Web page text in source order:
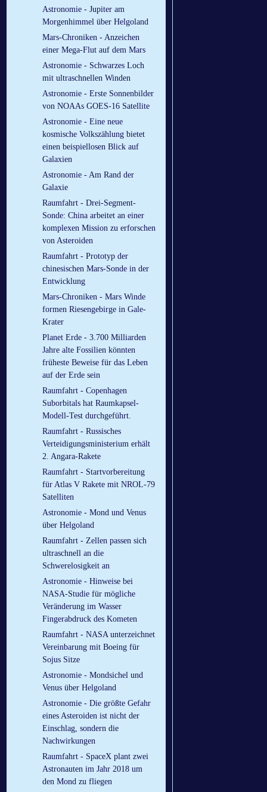
Astronomie - Jupiter am
Morgenhimmel über Helgoland
Mars-Chroniken - Anzeichen
einer Mega-Flut auf dem Mars
Astronomie - Schwarzes Loch
mit ultraschnellen Winden
Astronomie - Erste Sonnenbilder
von NOAAs GOES-16 Satellite
Astronomie - Eine neue
kosmische Volkszählung bietet
einen beispiellosen Blick auf
Galaxien
Astronomie - Am Rand der
Galaxie
Raumfahrt - Drei-Segment-
Sonde: China arbeitet an einer
komplexen Mission zu erforschen
von Asteroiden
Raumfahrt - Prototyp der
chinesischen Mars-Sonde in der
Entwicklung
Mars-Chroniken - Mars Winde
formen Riesengebirge in Gale-
Krater
Planet Erde - 3.700 Milliarden
Jahre alte Fossilien könnten
früheste Beweise für das Leben
auf der Erde sein
Raumfahrt - Copenhagen
Suborbitals hat Raumkapsel-
Modell-Test durchgeführt.
Raumfahrt - Russisches
Verteidigungsministerium erhält
2. Angara-Rakete
Raumfahrt - Startvorbereitung
für Atlas V Rakete mit NROL-79
Satelliten
Astronomie - Mond und Venus
über Helgoland
Raumfahrt - Zellen passen sich
ultraschnell an die
Schwerelosigkeit an
Astronomie - Hinweise bei
NASA-Studie für mögliche
Veränderung im Wasser
Fingerabdruck des Kometen
Raumfahrt - NASA unterzeichnet
Vereinbarung mit Boeing für
Sojus Sitze
Astronomie - Mondsichel und
Venus über Helgoland
Astronomie - Die größte Gefahr
eines Asteroiden ist nicht der
Einschlag, sondern die
Nachwirkungen
Raumfahrt - SpaceX plant zwei
Astronauten im Jahr 2018 um
den Mond zu fliegen